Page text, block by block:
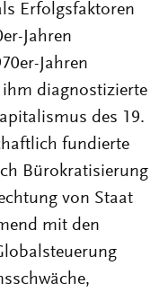
Erfolgsfaktoren
Jahren
Jahren
diagnostizierte
des 19.
fundierte
Bürokratisierung
von Staat
mit den